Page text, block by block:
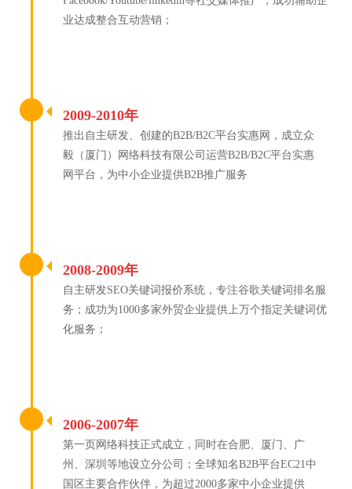
业达成整合互动营销；
2009-2010年
推出自主研发、创建的B2B/B2C平台实惠网，成立众
毅（厦门）网络科技有限公司运营B2B/B2C平台实惠
网平台，为中小企业提供B2B推广服务
2008-2009年
自主研发SEO关键词报价系统，专注谷歌关键词排名服
务；成功为1000多家外贸企业提供上万个指定关键词优
化服务；
2006-2007年
第一页网络科技正式成立，同时在合肥、厦门、广
州、深圳等地设立分公司；全球知名B2B平台EC21中
国区主要合作伙伴，为超过2000多家中小企业提供